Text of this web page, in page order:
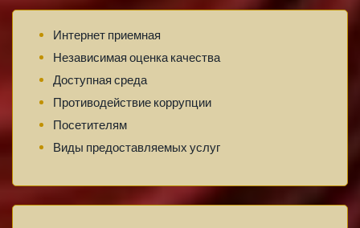
Интернет приемная
Независимая оценка качества
Доступная среда
Противодействие коррупции
Посетителям
Виды предоставляемых услуг